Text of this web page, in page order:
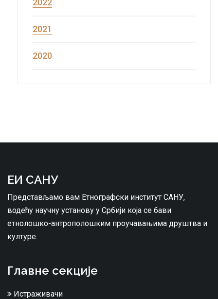
2021
2020
ЕИ САНУ
Представљамо вам Етнографски институт САНУ,
водећу научну установу у Србији која се бави
етнолошко-антрополошким проучавањима друштва и
културе.
Главне секције
Истраживачи